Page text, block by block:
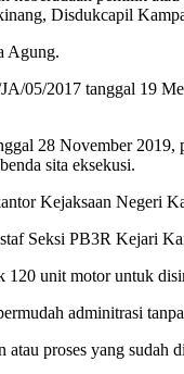
Disdukcapil
Agung.
05/2017 tanggal 19
28 November
sita eksekusi.
Kejaksaan
Seksi PB3R Kejari
unit motor untuk
adminitrasi
proses yang sudah